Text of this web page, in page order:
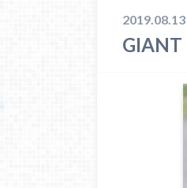
2019.08.13
GIANT